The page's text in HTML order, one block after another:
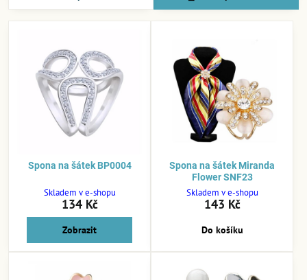
Spona na šátek BP0004
Skladem v e-shopu
134 Kč
Zobrazit
Spona na šátek Miranda
Flower SNF23
Skladem v e-shopu
143 Kč
Do košíku